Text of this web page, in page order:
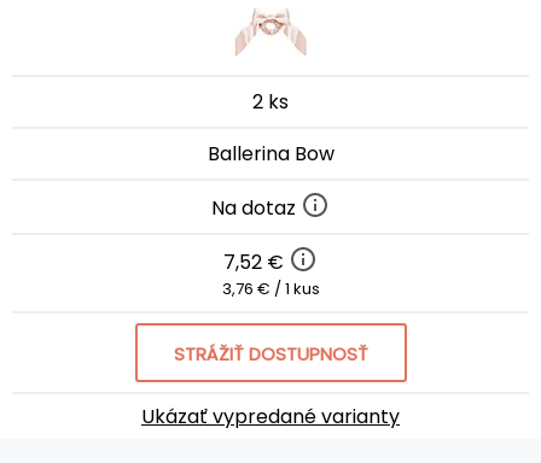
2 ks
Ballerina Bow
Na dotaz
7,52 €
3,76 € / 1 kus
STRÁŽIŤ DOSTUPNOSŤ
Ukázať vypredané varianty